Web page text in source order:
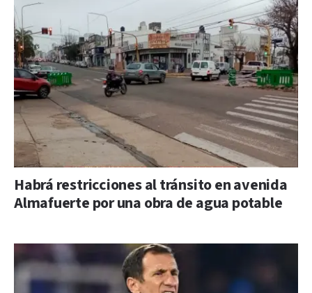
Habrá restricciones al tránsito en avenida
Almafuerte por una obra de agua potable